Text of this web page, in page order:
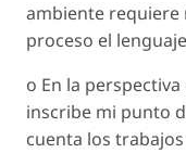
ambiente requiere
proceso el
o En la
inscribe mi punto
cuenta los